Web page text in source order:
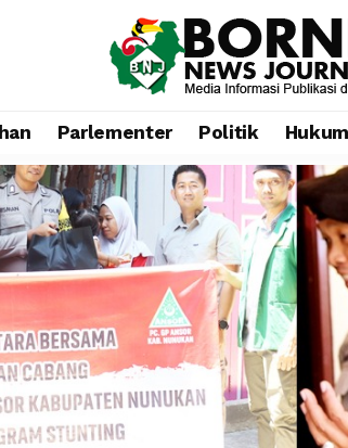
Parlementer Politik